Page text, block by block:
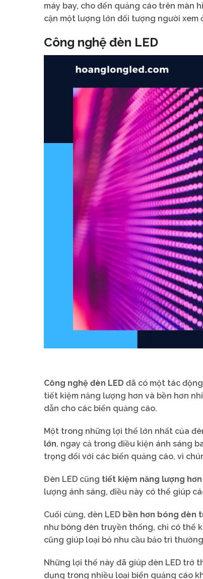
máy bay, cho đến quảng cáo trên màn
cận một lượng lớn đối tượng người xem
Công nghệ đèn LED
Công nghệ đèn LED đã có một tác
tiết kiệm năng lượng hơn và bền hơn
dẫn cho các biển quảng cáo.
Một trong những lợi thế lớn nhất của
lớn, ngay cả trong điều kiện ánh sáng
trọng đối với các biển quảng cáo, vì
Đèn LED cũng tiết kiệm năng lượng hơn
lượng ánh sáng, điều này có thể giúp
Cuối cùng, đèn LED bền hơn bóng đèn
như bóng đèn truyền thống, chỉ có thể
cũng giúp loại bỏ nhu cầu bảo trì
Những lợi thế này đã giúp đèn LED trở
dụng trong nhiều loại biển quảng cáo